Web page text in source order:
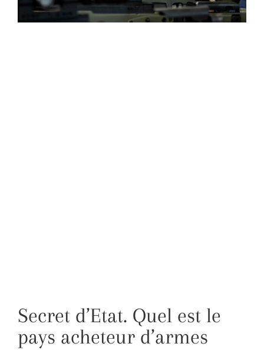
Secret d’Etat. Quel est le
pays acheteur d’armes